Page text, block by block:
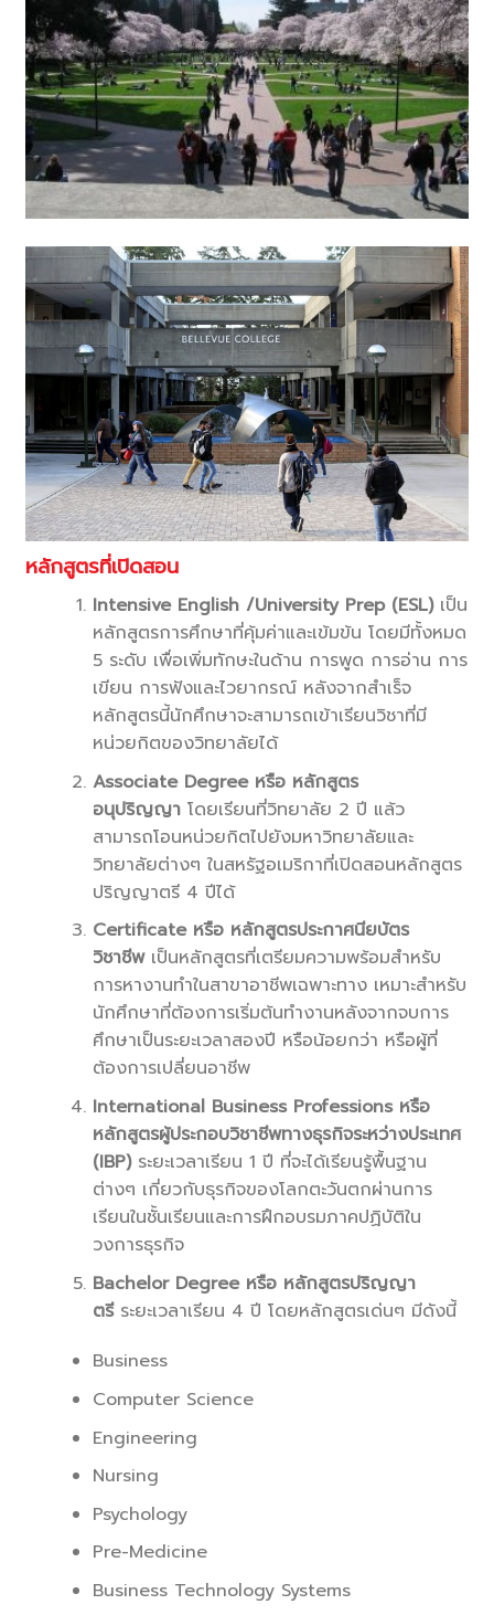
หลักสูตรที่เปิดสอน
Intensive English /University Prep (ESL)เป็น
หลักสูตรการศึกษาที่คุ้มค่าและเข้มข้น โดยมีทั้งหมด
5 ระดับ เพื่อเพิ่มทักษะในด้าน การพูด การอ่าน การ
เขียน การฟังและไวยากรณ์ หลังจากสำเร็จ
หลักสูตรนี้นักศึกษาจะสามารถเข้าเรียนวิชาที่มี
หน่วยกิตของวิทยาลัยได้
Associate Degree หรือ หลักสูตร
อนุปริญญาโดยเรียนที่วิทยาลัย 2 ปี แล้ว
สามารถโอนหน่วยกิตไปยังมหาวิทยาลัยและ
วิทยาลัยต่างๆ ในสหรัฐอเมริกาที่เปิดสอนหลักสูตร
ปริญญาตรี 4 ปีได้
Certificate หรือ หลักสูตรประกาศนียบัตร
วิชาชีพ เป็นหลักสูตรที่เตรียมความพร้อมสำหรับ
การหางานทำในสาขาอาชีพเฉพาะทาง เหมาะสำหรับ
นักศึกษาที่ต้องการเริ่มต้นทำงานหลังจากจบการ
ศึกษาเป็นระยะเวลาสองปี หรือน้อยกว่า หรือผู้ที่
ต้องการเปลี่ยนอาชีพ
International Business Professions หรือ
หลักสูตรผู้ประกอบวิชาชีพทางธุรกิจระหว่างประเทศ
(IBP)ระยะเวลาเรียน 1 ปี ที่จะได้เรียนรู้พื้นฐาน
ต่างๆ เกี่ยวกับธุรกิจของโลกตะวันตกผ่านการ
เรียนในชั้นเรียนและการฝึกอบรมภาคปฏิบัติใน
วงการธุรกิจ
Bachelor Degree หรือ หลักสูตรปริญญา
ตรี ระยะเวลาเรียน 4 ปี โดยหลักสูตรเด่นๆ มีดังนี้
Business
Computer Science
Engineering
Nursing
Psychology
Pre-Medicine
Business Technology Systems